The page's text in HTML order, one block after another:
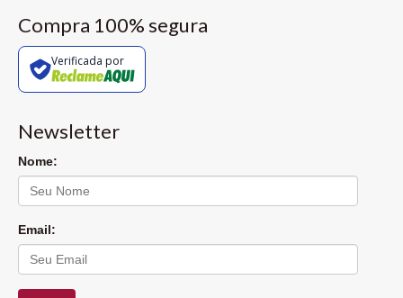
Compra 100% segura
Verificada por
Newsletter
Nome:
Email: